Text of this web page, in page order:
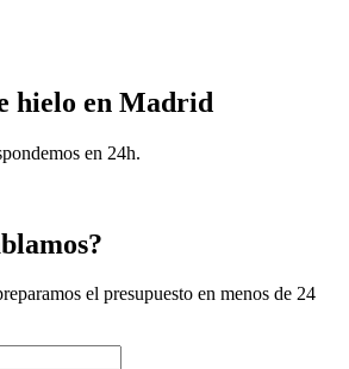
hielo en Madrid
en 24h.
el presupuesto en menos de 24